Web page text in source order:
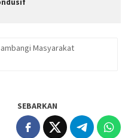
Masyarakat
SEBARKAN